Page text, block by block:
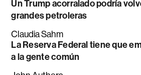
Un Trump acorralado podría
grandes petroleras
Claudia Sahm
La Reserva Federal tiene que
a la gente común